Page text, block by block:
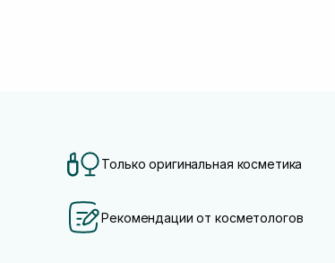
Только оригинальная косметика
Рекомендации от косметологов